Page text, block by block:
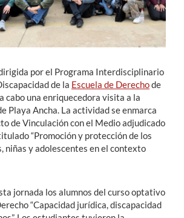
por el Programa Interdisciplinario
de la Escuela de Derechode
cabo una enriquecedora visita a la
Playa Ancha. La actividad se enmarca
de Vinculación con el Medio adjudicado
“Promoción y protección de los
niñas y adolescentes en el contexto
jornada los alumnos del curso optativo
“Capacidad jurídica, discapacidad